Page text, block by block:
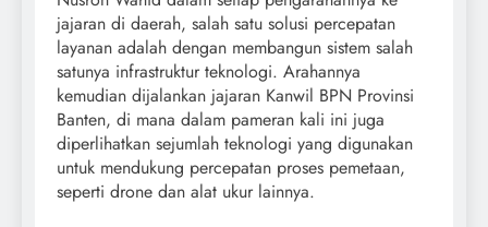
jajaran di daerah, salah satu solusi percepatan
layanan adalah dengan membangun sistem salah
satunya infrastruktur teknologi. Arahannya
kemudian dijalankan jajaran Kanwil BPN Provinsi
Banten, di mana dalam pameran kali ini juga
diperlihatkan sejumlah teknologi yang digunakan
untuk mendukung percepatan proses pemetaan,
seperti drone dan alat ukur lainnya.